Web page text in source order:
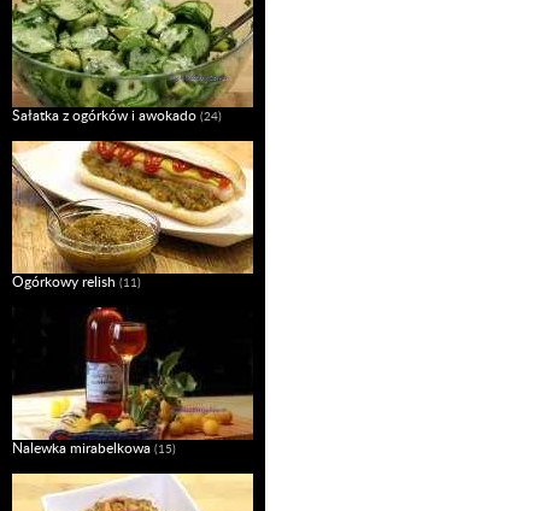
Sałatka z ogórków i awokado (24)
Ogórkowy relish (11)
Nalewka mirabelkowa (15)